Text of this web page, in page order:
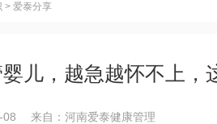
> 爱泰分享
儿，越急越怀不上，
08 来自：河南爱泰健康管理